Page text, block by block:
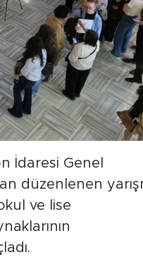
İdaresi Genel
düzenlenen
ve lise